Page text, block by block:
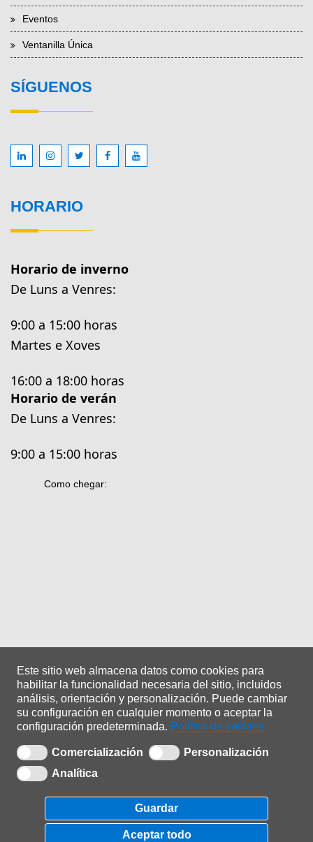
Este sitio web almacena datos como cookies para
habilitar la funcionalidad necesaria del sitio, incluidos
análisis, orientación y personalización. Puede cambiar
su configuración en cualquier momento o aceptar la
configuración predeterminada. Política de cookies
Comercialización
Personalización
Analítica
Guardar
Aceptar todo
Eventos
Ventanilla Única
SÍGUENOS
HORARIO
Horario de inverno
De Luns a Venres:
9:00 a 15:00 horas
Martes e Xoves
16:00 a 18:00 horas
Horario de verán
De Luns a Venres:
9:00 a 15:00 horas
Como chegar:
ADA Sistemas| 0.1.0.25
Política de privacidade | Política de cookies